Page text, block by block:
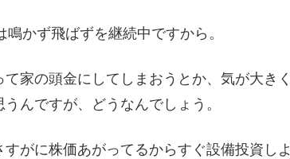
かず飛ばずを継続中ですから。
家の頭金にしてしまおうとか、気が大きく
んですが、どうなんでしょう。
がに株価あがってるからすぐ設備投資しよ